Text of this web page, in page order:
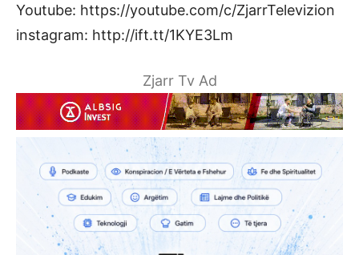
Youtube: https://youtube.com/c/ZjarrTelevizion
instagram: http://ift.tt/1KYE3Lm
Zjarr Tv Ad